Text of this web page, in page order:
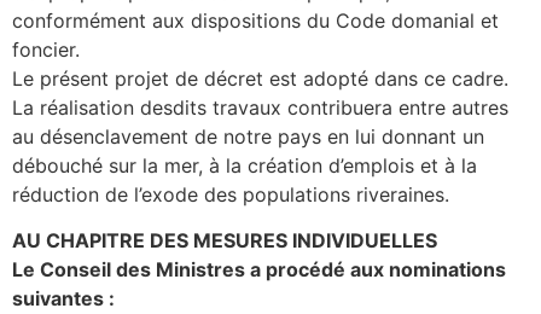
conformément aux dispositions du Code domanial et
foncier.
Le présent projet de décret est adopté dans ce cadre.
La réalisation desdits travaux contribuera entre autres
au désenclavement de notre pays en lui donnant un
débouché sur la mer, à la création d’emplois et à la
réduction de l’exode des populations riveraines.
AU CHAPITRE DES MESURES INDIVIDUELLES
Le Conseil des Ministres a procédé aux nominations
suivantes :